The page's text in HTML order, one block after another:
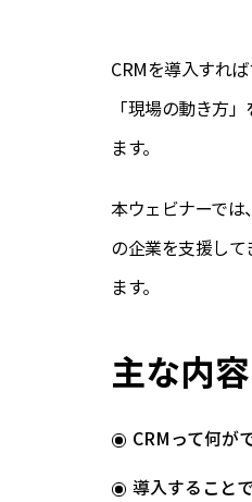
CRMを導入すれ
「現場の動き方
ます。
本ウェビナーでは
の企業を支援し
ます。
主な内容
CRMって何が
導入すること